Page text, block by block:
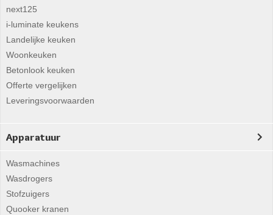
next125
i-luminate keukens
Landelijke keuken
Woonkeuken
Betonlook keuken
Offerte vergelijken
Leveringsvoorwaarden
Apparatuur
Wasmachines
Wasdrogers
Stofzuigers
Quooker kranen